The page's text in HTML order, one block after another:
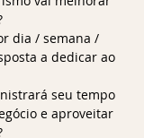
dia / semana /
a dedicar ao
e aproveitar